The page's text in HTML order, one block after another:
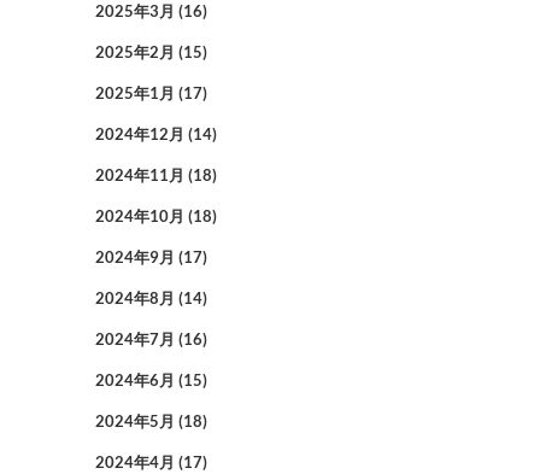
2025年3月 (16)
2025年2月 (15)
2025年1月 (17)
2024年12月 (14)
2024年11月 (18)
2024年10月 (18)
2024年9月 (17)
2024年8月 (14)
2024年7月 (16)
2024年6月 (15)
2024年5月 (18)
2024年4月 (17)